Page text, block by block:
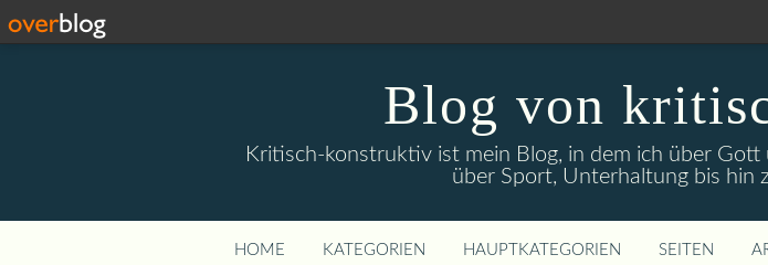
Blog von
Kritisch-konstruktiv ist mein Blog, in dem ich über
über Sport, Unterhaltung bis hin
HOME KATEGORIEN HAUPTKATEGORIEN SEITEN